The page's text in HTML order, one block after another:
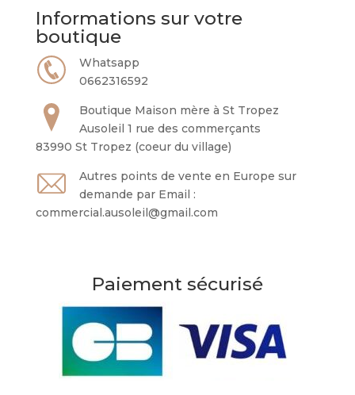
Informations sur votre
boutique
Whatsapp
0662316592
Boutique Maison mère à St Tropez
Ausoleil 1 rue des commerçants
83990 St Tropez (coeur du village)
Autres points de vente en Europe sur
demande par Email :
commercial.ausoleil@gmail.com
Paiement sécurisé